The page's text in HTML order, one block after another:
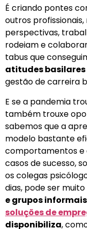
É criando pontes
outros
perspectivas,
rodeiam e
tabus que
atitudes basilares
gestão de carreira
E se a pandemia
também trouxe
sabemos que a
modelo bastante
comportamentos e
casos de sucesso,
os colegas
dias, pode ser
e grupos informais
soluções de
disponibiliza,